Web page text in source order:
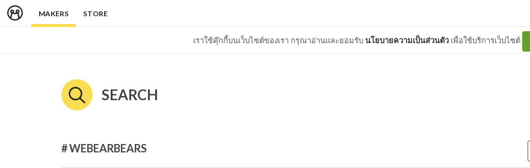
MAKERS STORE
เราใช้คุ๊กกี้บนเว็บไซต์ของเรา กรุณาอ่านและยอมรับนโยบายความเป็นส่วนตัว เพื่อใช้บริการเว็บไซต์
SEARCH
# WEBEARBEARS